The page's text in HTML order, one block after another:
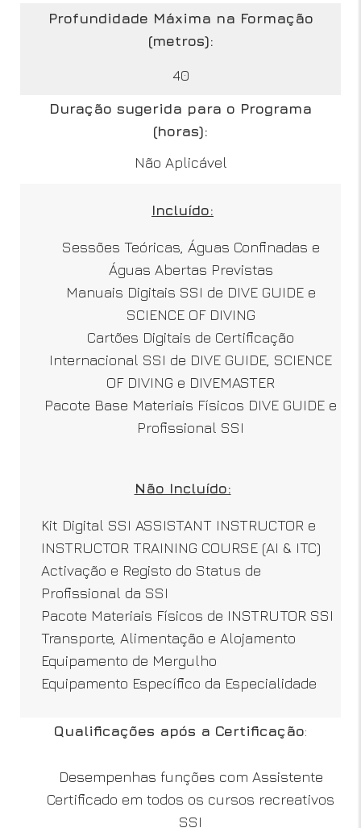
Profundidade Máxima na Formação
(metros):
40
Duração sugerida para o Programa
(horas):
Não Aplicável
Incluído:
Sessões Teóricas, Águas Confinadas e
Águas Abertas Previstas
Manuais Digitais SSI de DIVE GUIDE e
SCIENCE OF DIVING
Cartões Digitais de Certificação
Internacional SSI de DIVE GUIDE, SCIENCE
OF DIVING e DIVEMASTER
Pacote Base Materiais Físicos DIVE GUIDE e
Profissional SSI
Não Incluído:
Kit Digital SSI ASSISTANT INSTRUCTOR e
INSTRUCTOR TRAINING COURSE (AI & ITC)
Activação e Registo do Status de
Profissional da SSI
Pacote Materiais Físicos de INSTRUTOR SSI
Transporte, Alimentação e Alojamento
Equipamento de Mergulho
Equipamento Específico da Especialidade
Qualificações após a Certificação:
Desempenhas funções com Assistente
Certificado em todos os cursos recreativos
SSI